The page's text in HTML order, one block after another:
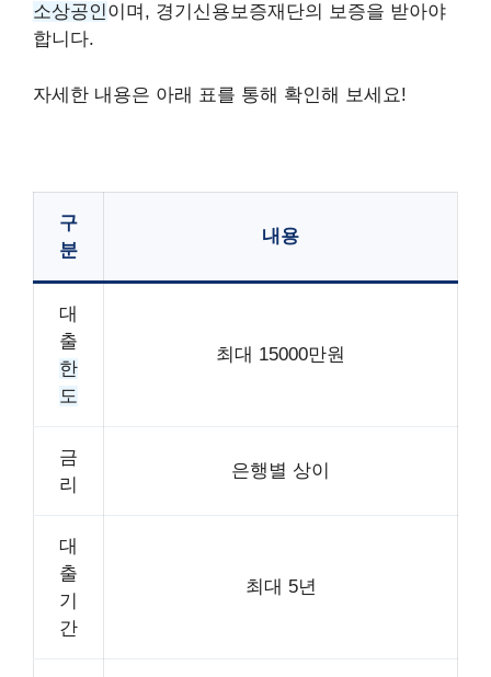
소상공인이며, 경기신용보증재단의 보증을 받아야
합니다.
자세한 내용은 아래 표를 통해 확인해 보세요!
구
분
내용
대
출
한
도
최대 15000만원
금
리
은행별 상이
대
출
기
간
최대 5년